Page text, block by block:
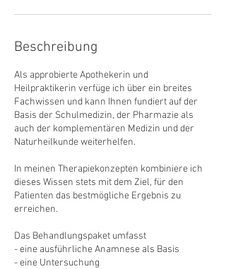
Beschreibung
Als approbierte Apothekerin und
Heilpraktikerin verfüge ich über ein breites
Fachwissen und kann Ihnen fundiert auf der
Basis der Schulmedizin, der Pharmazie als
auch der komplementären Medizin und der
Naturheilkunde weiterhelfen.
In meinen Therapiekonzepten kombiniere ich
dieses Wissen stets mit dem Ziel, für den
Patienten das bestmögliche Ergebnis zu
erreichen.
Das Behandlungspaket umfasst
- eine ausführliche Anamnese als Basis
- eine Untersuchung